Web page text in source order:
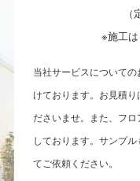
※施工は
当社サービスについて
けております。お見積
ださいませ。また、フ
しております。サンプ
てご依頼ください。